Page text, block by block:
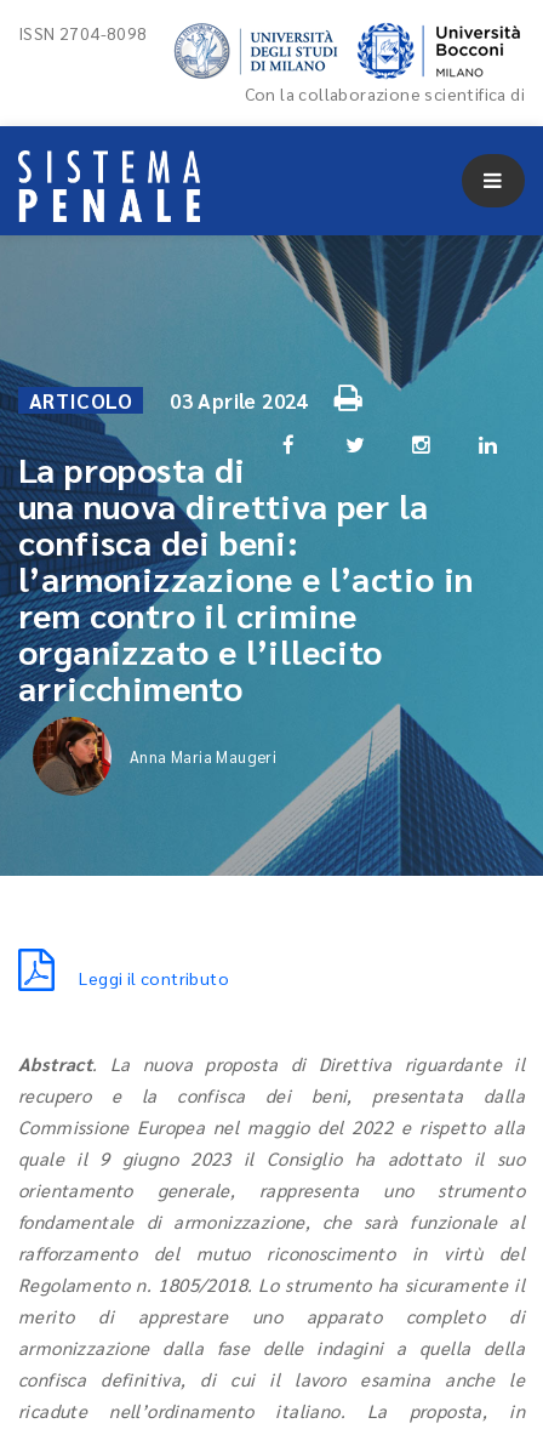
ISSN 2704-8098
Con la collaborazione scientifica di
ARTICOLO 03 Aprile 2024
La proposta di
una nuova direttiva per la
confisca dei beni:
l’armonizzazione e l’actio in
rem contro il crimine
organizzato e l’illecito
arricchimento
Anna Maria Maugeri
Leggi il contributo
Abstract. La nuova proposta di Direttiva riguardante il
recupero e la confisca dei beni, presentata dalla
Commissione Europea nel maggio del 2022 e rispetto alla
quale il 9 giugno 2023 il Consiglio ha adottato il suo
orientamento generale, rappresenta uno strumento
fondamentale di armonizzazione, che sarà funzionale al
rafforzamento del mutuo riconoscimento in virtù del
Regolamento n. 1805/2018. Lo strumento ha sicuramente il
merito di apprestare uno apparato completo di
armonizzazione dalla fase delle indagini a quella della
confisca definitiva, di cui il lavoro esamina anche le
ricadute nell’ordinamento italiano. La proposta, in